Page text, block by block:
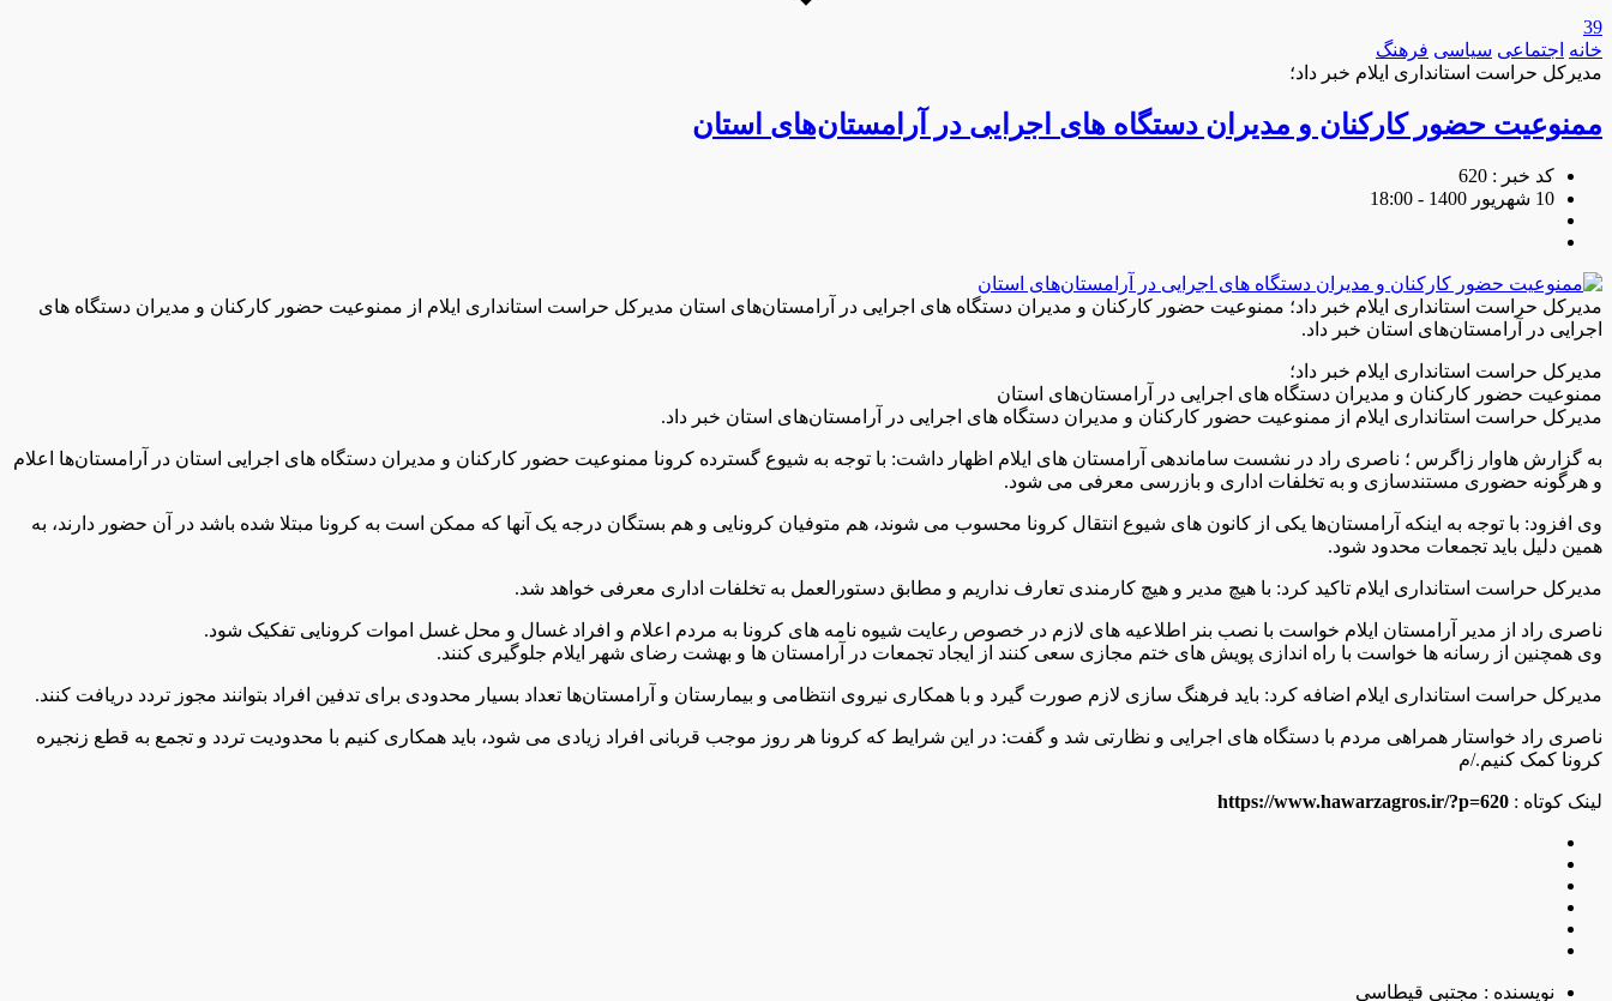
39
خانه اجتماعی سیاسی فرهنگ
مدیرکل حراست استانداری ایلام خبر داد؛
ممنوعیت حضور کارکنان و مدیران دستگاه های اجرایی در آرامستان‌های استان
کد خبر : 620
10 شهریور 1400 - 18:00
مدیرکل حراست استانداری ایلام خبر داد؛ ممنوعیت حضور کارکنان و مدیران دستگاه های اجرایی در آرامستان‌های استان مدیرکل حراست استانداری ایلام از ممنوعیت حضور کارکنان و مدیران دستگاه های
اجرایی در آرامستان‌های استان خبر داد.
مدیرکل حراست استانداری ایلام خبر داد؛
ممنوعیت حضور کارکنان و مدیران دستگاه های اجرایی در آرامستان‌های استان
مدیرکل حراست استانداری ایلام از ممنوعیت حضور کارکنان و مدیران دستگاه های اجرایی در آرامستان‌های استان خبر داد.
به گزارش هاوار زاگرس ؛ ناصری راد در نشست ساماندهی آرامستان های ایلام اظهار داشت: با توجه به شیوع گسترده کرونا ممنوعیت حضور کارکنان و مدیران دستگاه های اجرایی استان در آرامستان‌ها اعلام
و هرگونه حضوری مستندسازی و به تخلفات اداری و بازرسی معرفی می شود.
وی افزود: با توجه به اینکه آرامستان‌ها یکی از کانون های شیوع انتقال کرونا محسوب می شوند، هم متوفیان کرونایی و هم بستگان درجه یک آنها که ممکن است به کرونا مبتلا شده باشد در آن حضور دارند، به
همین دلیل باید تجمعات محدود شود.
مدیرکل حراست استانداری ایلام تاکید کرد: با هیچ مدیر و هیچ کارمندی تعارف نداریم و مطابق دستورالعمل به تخلفات اداری معرفی خواهد شد.
ناصری راد از مدیر آرامستان ایلام خواست با نصب بنر اطلاعیه های لازم در خصوص رعایت شیوه نامه های کرونا به مردم اعلام و افراد غسال و محل غسل اموات کرونایی تفکیک شود.
وی همچنین از رسانه ها خواست با راه اندازی پویش های ختم مجازی سعی کنند از ایجاد تجمعات در آرامستان ها و بهشت رضای شهر ایلام جلوگیری کنند.
مدیرکل حراست استانداری ایلام اضافه کرد: باید فرهنگ سازی لازم صورت گیرد و با همکاری نیروی انتظامی و بیمارستان و آرامستان‌ها تعداد بسیار محدودی برای تدفین افراد بتوانند مجوز تردد دریافت کنند.
ناصری راد خواستار همراهی مردم با دستگاه های اجرایی و نظارتی شد و گفت: در این شرایط که کرونا هر روز موجب قربانی افراد زیادی می شود، باید همکاری کنیم با محدودیت تردد و تجمع به قطع زنجیره
کرونا کمک کنیم./م
لینک کوتاه : https://www.hawarzagros.ir/?p=620
نویسنده : مجتبی قیطاسی